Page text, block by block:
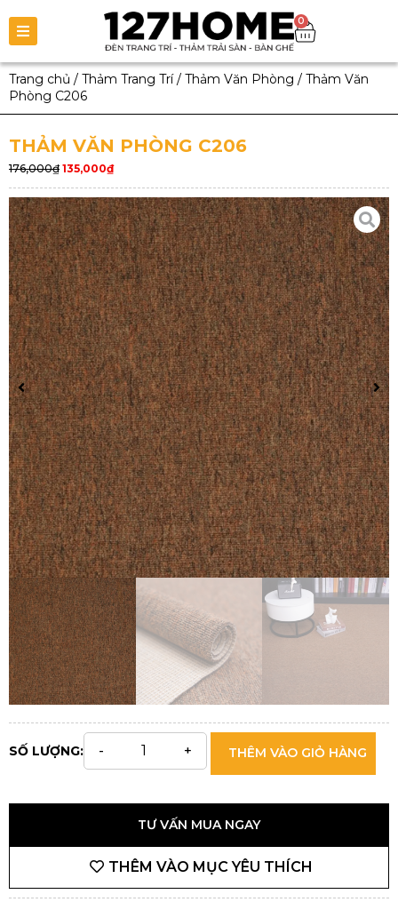
0
Trang chủ / Thảm Trang Trí/ Thảm Văn Phòng / Thảm Văn
Phòng C206
THẢM VĂN PHÒNG C206
176,000₫ 135,000₫
SỐ LƯỢNG: THÊM VÀO GIỎ HÀNG
TƯ VẤN MUA NGAY
THÊM VÀO MỤC YÊU THÍCH